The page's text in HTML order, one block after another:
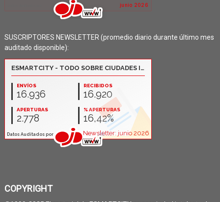
SUSCRIPTORES NEWSLETTER (promedio diario durante último mes
auditado disponible):
COPYRIGHT